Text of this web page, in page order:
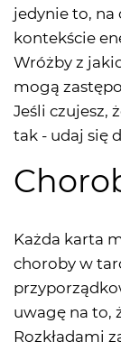
jedynie to,
kontekście
Wróżby z
mogą
Jeśli czujesz,
tak - udaj się
Każda karta
choroby w
uwagę na to,
Rozkładami